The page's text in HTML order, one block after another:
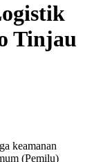
Tinjau
keamanan
(Pemilu)